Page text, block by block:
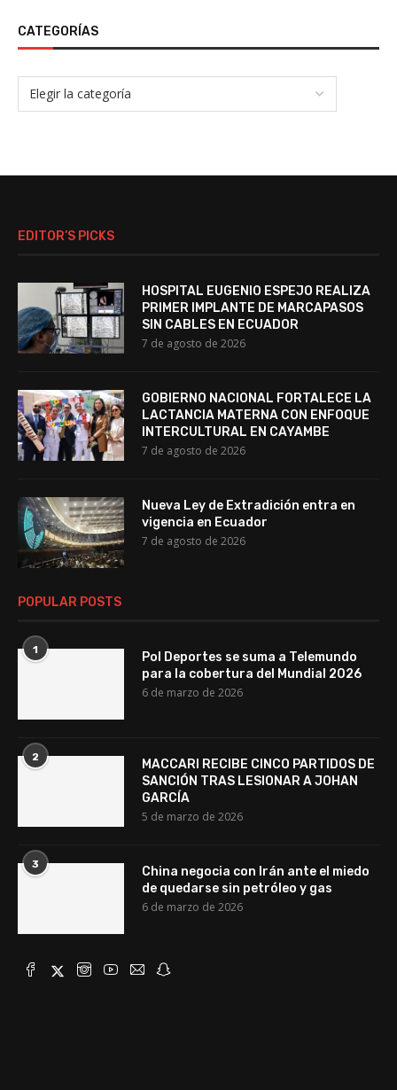
CATEGORÍAS
EDITOR’S PICKS
HOSPITAL EUGENIO ESPEJO REALIZA
PRIMER IMPLANTE DE MARCAPASOS
SIN CABLES EN ECUADOR
7 de agosto de 2026
GOBIERNO NACIONAL FORTALECE LA
LACTANCIA MATERNA CON ENFOQUE
INTERCULTURAL EN CAYAMBE
7 de agosto de 2026
Nueva Ley de Extradición entra en
vigencia en Ecuador
7 de agosto de 2026
POPULAR POSTS
1
Pol Deportes se suma a Telemundo
para la cobertura del Mundial 2026
6 de marzo de 2026
2
MACCARI RECIBE CINCO PARTIDOS DE
SANCIÓN TRAS LESIONAR A JOHAN
GARCÍA
5 de marzo de 2026
3
China negocia con Irán ante el miedo
de quedarse sin petróleo y gas
6 de marzo de 2026